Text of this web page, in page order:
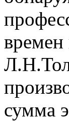
времен
сумма